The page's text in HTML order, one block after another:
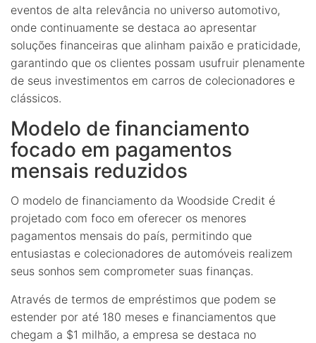
eventos de alta relevância no universo automotivo,
onde continuamente se destaca ao apresentar
soluções financeiras que alinham paixão e praticidade,
garantindo que os clientes possam usufruir plenamente
de seus investimentos em carros de colecionadores e
clássicos.
Modelo de financiamento
focado em pagamentos
mensais reduzidos
O modelo de financiamento da Woodside Credit é
projetado com foco em oferecer os menores
pagamentos mensais do país, permitindo que
entusiastas e colecionadores de automóveis realizem
seus sonhos sem comprometer suas finanças.
Através de termos de empréstimos que podem se
estender por até 180 meses e financiamentos que
chegam a $1 milhão, a empresa se destaca no